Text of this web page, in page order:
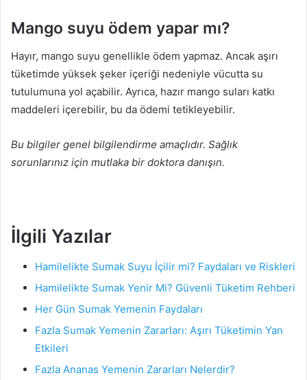
Mango suyu ödem yapar mı?
Hayır, mango suyu genellikle ödem yapmaz. Ancak aşırı
tüketimde yüksek şeker içeriği nedeniyle vücutta su
tutulumuna yol açabilir. Ayrıca, hazır mango suları katkı
maddeleri içerebilir, bu da ödemi tetikleyebilir.
Bu bilgiler genel bilgilendirme amaçlıdır. Sağlık
sorunlarınız için mutlaka bir doktora danışın.
İlgili Yazılar
Hamilelikte Sumak Suyu İçilir mi? Faydaları ve Riskleri
Hamilelikte Sumak Yenir Mi? Güvenli Tüketim Rehberi
Her Gün Sumak Yemenin Faydaları
Fazla Sumak Yemenin Zararları: Aşırı Tüketimin Yan
Etkileri
Fazla Ananas Yemenin Zararları Nelerdir?